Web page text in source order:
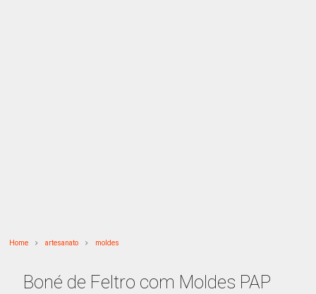
Home artesanato moldes
Boné de Feltro com Moldes PAP